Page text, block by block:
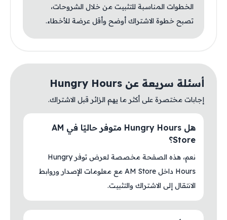
الخطوات المناسبة للتثبيت من خلال الشروحات،
تصبح خطوة الاشتراك أوضح وأقل عرضة للأخطاء.
أسئلة سريعة عن Hungry Hours
إجابات مختصرة على أكثر ما يهم الزائر قبل الاشتراك.
هل Hungry Hours متوفر حاليًا في AM
Store؟
نعم، هذه الصفحة مخصصة لعرض توفر Hungry
Hours داخل AM Store مع معلومات الإصدار وروابط
الانتقال إلى الاشتراك والتثبيت.